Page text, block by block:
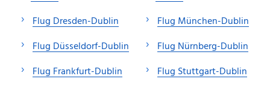
Flug Dresden-Dublin
Flug Düsseldorf-Dublin
Flug Frankfurt-Dublin
Flug München-Dublin
Flug Nürnberg-Dublin
Flug Stuttgart-Dublin